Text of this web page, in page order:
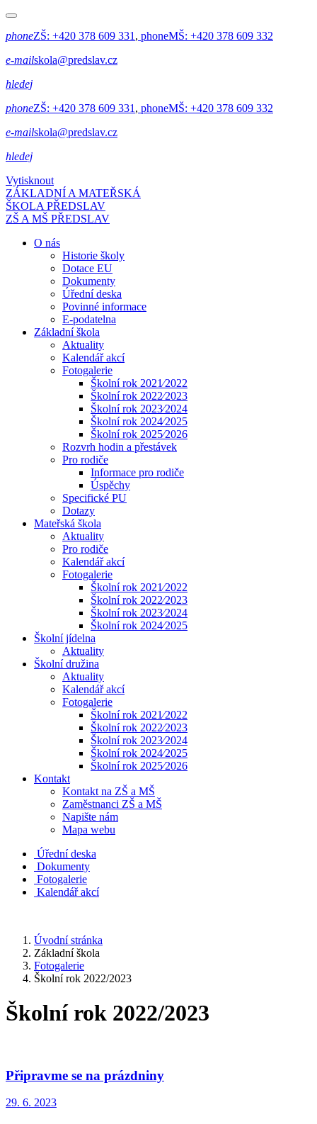
phoneZŠ: +420 378 609 331 , phoneMŠ: +420 378 609 332
e-mailskola@predslav.cz
hledej
phoneZŠ: +420 378 609 331 , phoneMŠ: +420 378 609 332
e-mailskola@predslav.cz
hledej
Vytisknout
ZÁKLADNÍ A MATEŘSKÁ
ŠKOLA PŘEDSLAV
ZŠ A MŠ PŘEDSLAV
O nás
Historie školy
Dotace EU
Dokumenty
Úřední deska
Povinné informace
E-podatelna
Základní škola
Aktuality
Kalendář akcí
Fotogalerie
Školní rok 2021⁄2022
Školní rok 2022⁄2023
Školní rok 2023⁄2024
Školní rok 2024⁄2025
Školní rok 2025⁄2026
Rozvrh hodin a přestávek
Pro rodiče
Informace pro rodiče
Úspěchy
Specifické PU
Dotazy
Mateřská škola
Aktuality
Pro rodiče
Kalendář akcí
Fotogalerie
Školní rok 2021⁄2022
Školní rok 2022⁄2023
Školní rok 2023⁄2024
Školní rok 2024⁄2025
Školní jídelna
Aktuality
Školní družina
Aktuality
Kalendář akcí
Fotogalerie
Školní rok 2021⁄2022
Školní rok 2022⁄2023
Školní rok 2023⁄2024
Školní rok 2024⁄2025
Školní rok 2025⁄2026
Kontakt
Kontakt na ZŠ a MŠ
Zaměstnanci ZŠ a MŠ
Napište nám
Mapa webu
Úřední deska
Dokumenty
Fotogalerie
Kalendář akcí
Úvodní stránka
Základní škola
Fotogalerie
Školní rok 2022/2023
Školní rok 2022/2023
Připravme se na prázdniny
29. 6. 2023